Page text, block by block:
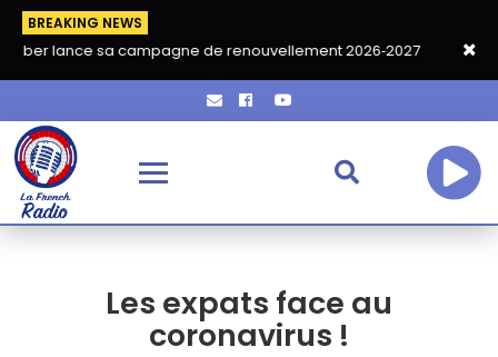
BREAKING NEWS
campagne de renouvellement 2026‑2027 Grand café de
Les expats face au
coronavirus !